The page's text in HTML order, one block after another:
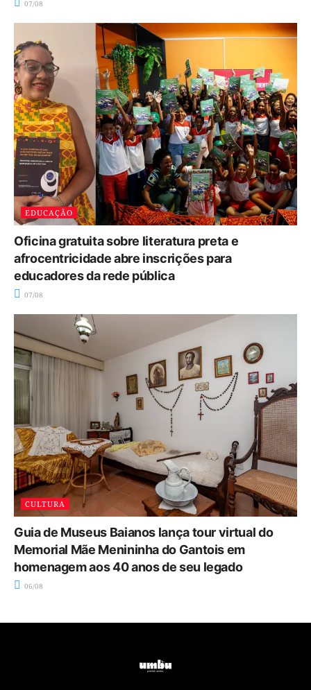
07/08
EDUCAÇÃO
Oficina gratuita sobre literatura preta e
afrocentricidade abre inscrições para
educadores da rede pública
07/08
CULTURA
Guia de Museus Baianos lança tour virtual do
Memorial Mãe Menininha do Gantois em
homenagem aos 40 anos de seu legado
06/08